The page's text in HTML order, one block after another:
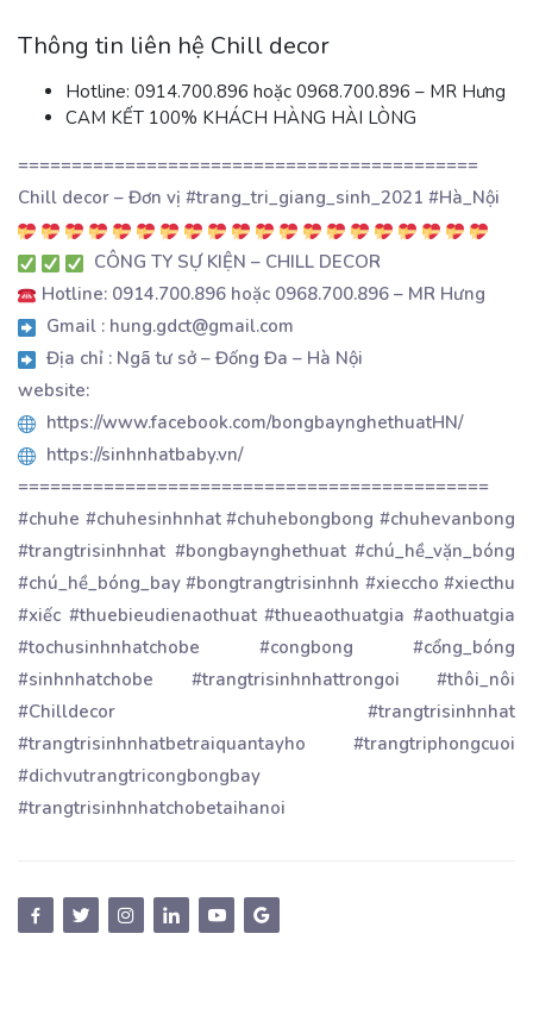
Thông tin liên hệ Chill decor
Hotline: 0914.700.896 hoặc 0968.700.896 – MR Hưng
CAM KẾT 100% KHÁCH HÀNG HÀI LÒNG
===========================================
Chill decor – Đơn vị #trang_tri_giang_sinh_2021 #Hà_Nội
CÔNG TY SỰ KIỆN – CHILL DECOR
Hotline: 0914.700.896 hoặc 0968.700.896 – MR Hưng
Gmail : hung.gdct@gmail.com
Địa chỉ : Ngã tư sở – Đống Đa – Hà Nội
website:
https://www.facebook.com/bongbaynghethuatHN/
https://sinhnhatbaby.vn/
============================================
#chuhe #chuhesinhnhat #chuhebongbong #chuhevanbong
#trangtrisinhnhat #bongbaynghethuat #chú_hề_vặn_bóng
#chú_hề_bóng_bay #bongtrangtrisinhnh #xieccho #xiecthu
#xiếc #thuebieudienaothuat #thueaothuatgia #aothuatgia
#tochusinhnhatchobe #congbong #cổng_bóng
#sinhnhatchobe #trangtrisinhnhattrongoi #thôi_nôi
#Chilldecor #trangtrisinhnhat
#trangtrisinhnhatbetraiquantayho #trangtriphongcuoi
#dichvutrangtricongbongbay
#trangtrisinhnhatchobetaihanoi